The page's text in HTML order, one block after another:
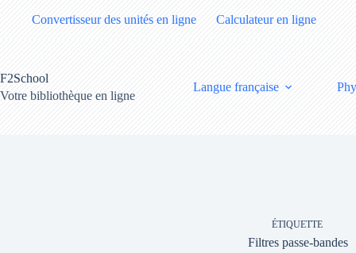
Convertisseur des unités en ligne Calculateur en ligne
F2School
Votre bibliothèque en ligne
Langue française
ÉTIQUETTE
Filtres passe-bandes